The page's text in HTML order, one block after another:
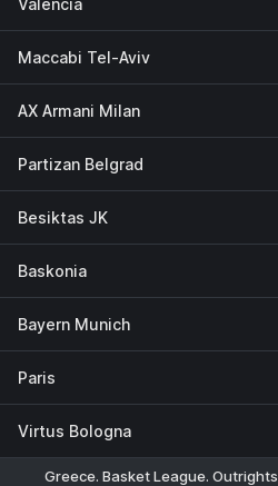
Maccabi Tel-Aviv
AX Armani Milan
Partizan Belgrad
Besiktas JK
Baskonia
Bayern Munich
Paris
Virtus Bologna
Greece. Basket League. Outrights